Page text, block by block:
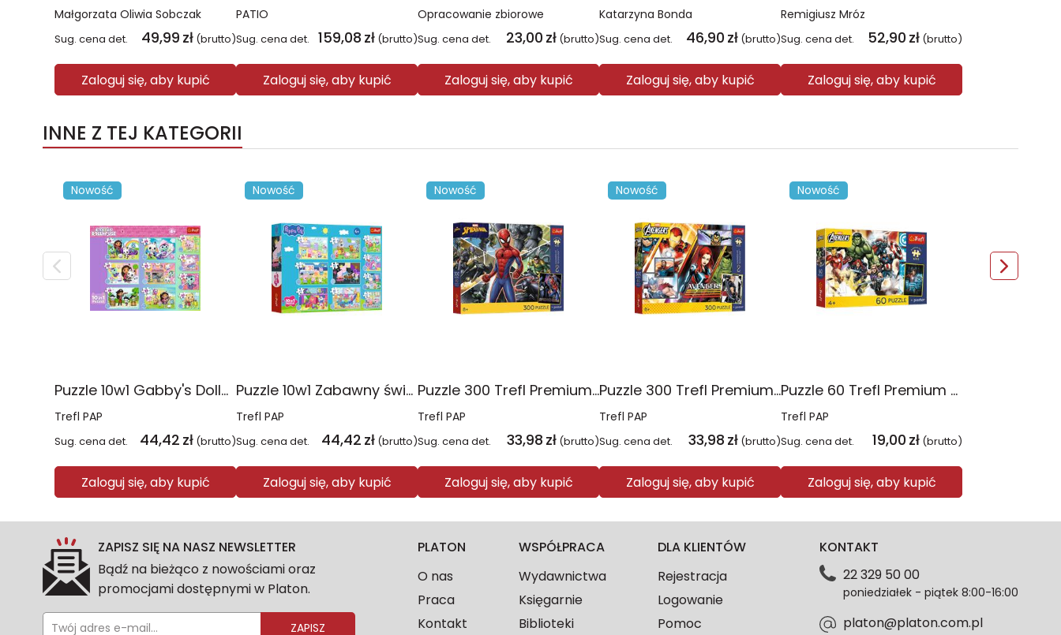
Małgorzata Oliwia Sobczak
Sug. cena det. 49,99 zł (brutto)
Zaloguj się, aby kupić
PATIO
Sug. cena det. 159,08 zł (brutto)
Zaloguj się, aby kupić
Opracowanie zbiorowe
Sug. cena det. 23,00 zł (brutto)
Zaloguj się, aby kupić
Katarzyna Bonda
Sug. cena det. 46,90 zł (brutto)
Zaloguj się, aby kupić
Remigiusz Mróz
Sug. cena det. 52,90 zł (brutto)
Zaloguj się, aby kupić
INNE Z TEJ KATEGORII
Nowość
Puzzle 10w1 Gabby's Dollhouse Gabby i jej świat 96014
Trefl PAP
Sug. cena det. 44,42 zł (brutto)
Zaloguj się, aby kupić
Nowość
Puzzle 10w1 Zabawny świat Peppy 96013
Trefl PAP
Sug. cena det. 44,42 zł (brutto)
Zaloguj się, aby kupić
Nowość
Puzzle 300 Trefl Premium Plus Kids Disney Marvel Spiderman ukryty bohater 23047
Trefl PAP
Sug. cena det. 33,98 zł (brutto)
Zaloguj się, aby kupić
Nowość
Puzzle 300 Trefl Premium Plus Kids Disney Marvel the Avengers Siła Drużyny 23046
Trefl PAP
Sug. cena det. 33,98 zł (brutto)
Zaloguj się, aby kupić
Nowość
Puzzle 60 Trefl Premium Plus Kids Marvel Razem Silniejsi 17436
Trefl PAP
Sug. cena det. 19,00 zł (brutto)
Zaloguj się, aby kupić
ZAPISZ SIĘ NA NASZ NEWSLETTER
Bądź na bieżąco z nowościami oraz
promocjami dostępnymi w Platon.
ZAPISZ
PLATON
O nas
Praca
Kontakt
WSPÓŁPRACA
Wydawnictwa
Księgarnie
Biblioteki
DLA KLIENTÓW
Rejestracja
Logowanie
Pomoc
KONTAKT
22 329 50 00
poniedziałek - piątek 8:00-16:00
platon@platon.com.pl